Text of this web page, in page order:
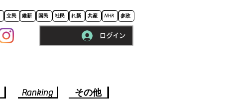
立民 維新 国民 社民 れ新 共産 NHK 参政
ログイン
Ranking その他